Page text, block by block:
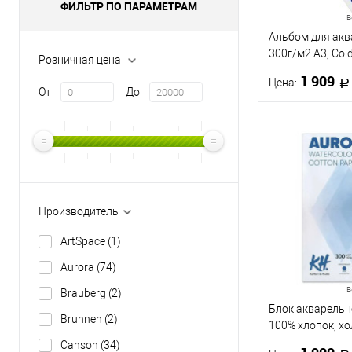
ФИЛЬТР ПО ПАРАМЕТРАМ
Розничная цена
От До
Производитель
ArtSpace (1)
Aurora (74)
Brauberg (2)
Brunnen (2)
Canson (34)
Альбом для
300г/м2 А3,
Цена: 1 909
Купить в 1
В избранное
Блок
100% хлопок,